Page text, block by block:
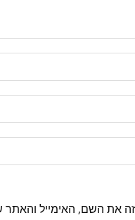
את השם, האימייל